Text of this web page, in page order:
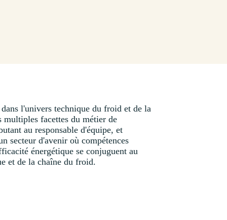
l'univers technique du froid et de la
facettes du métier de
au responsable d'équipe, et
secteur d'avenir où compétences
énergétique se conjuguent au
et de la chaîne du froid.